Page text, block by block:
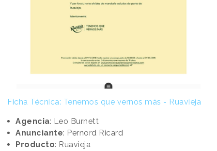
Ficha Técnica: Tenemos que vernos más - Ruavieja
Agencia: Leo Burnett
Anunciante: Pernord Ricard
Producto: Ruavieja